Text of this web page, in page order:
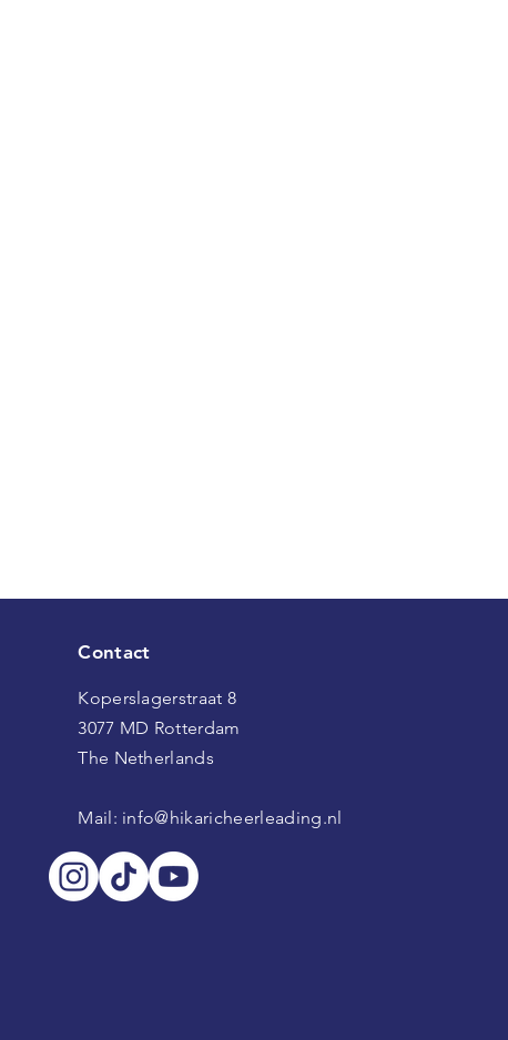
Contact
Koperslagerstraat 8
3077 MD Rotterdam
The Netherlands
Mail: info@hikaricheerleading.nl